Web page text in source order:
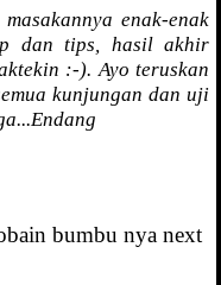
enak-enak
dan tips, hasil akhir
:-). Ayo teruskan
kunjungan dan uji
bumbu nya next